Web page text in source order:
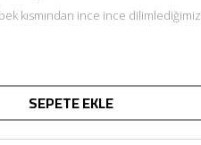
kısmından ince ince dilimlediğimiz
SEPETE EKLE